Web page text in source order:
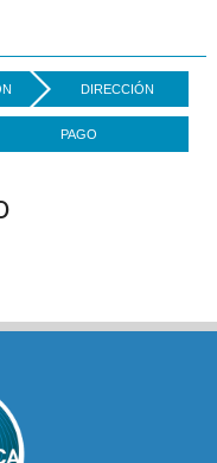
DIRECCIÓN
PAGO